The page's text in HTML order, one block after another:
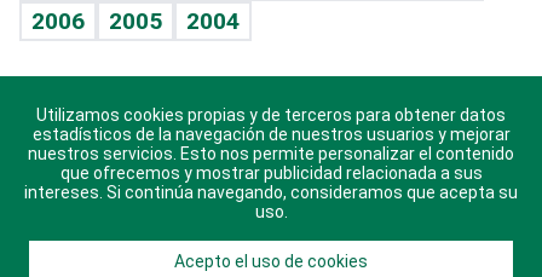
Sin complejos
En pocas palabras
Escuchando al corazón
Economía Personal
2006
2005 2004
Descarga nuestras aplicaciones para Android, iOS y
sistema Huawei.
Utilizamos cookies propias y de terceros para obtener datos
estadísticos de la navegación de nuestros usuarios y mejorar
nuestros servicios. Esto nos permite personalizar el contenido
que ofrecemos y mostrar publicidad relacionada a sus
intereses. Si continúa navegando, consideramos que acepta su
uso.
Acepto el uso de cookies